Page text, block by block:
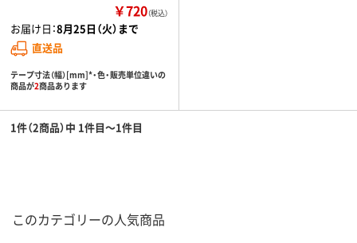
￥720（税込）
お届け日：8月25日（火）まで
直送品
テープ寸法（幅）[mm]*・色・販売単位違いの
商品が2商品あります
1件（2商品）中 1件目～1件目
このカテゴリーの人気商品